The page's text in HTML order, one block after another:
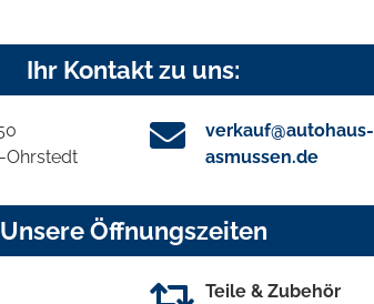
Ihr Kontakt zu uns:
Ohrstedt
verkauf@autohaus-
asmussen.de
Unsere Öffnungszeiten
Teile & Zubehör